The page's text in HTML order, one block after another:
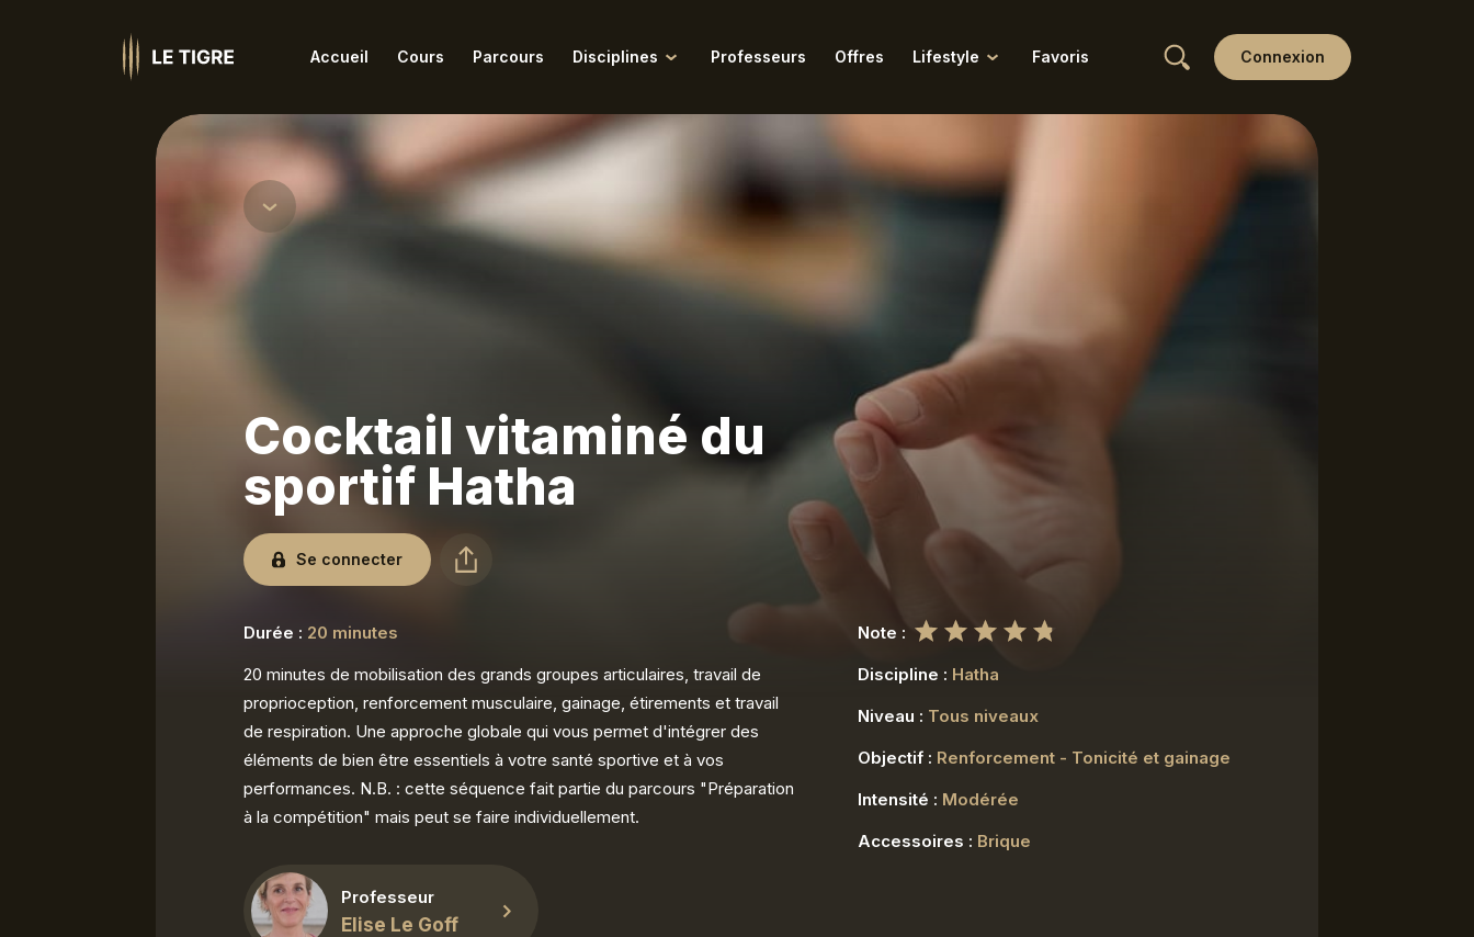
Accueil Cours Parcours Disciplines
Barre et danse
Iyengar
Kundalini
Professeurs Offres Lifestyle
Retraites
Favoris Connexion
Cocktail vitaminé du
sportif Hatha
Se connecter
Durée : 20 minutes
20 minutes de mobilisation des grands groupes articulaires, travail de
proprioception, renforcement musculaire, gainage, étirements et travail
de respiration. Une approche globale qui vous permet d'intégrer des
éléments de bien être essentiels à votre santé sportive et à vos
performances. N.B. : cette séquence fait partie du parcours "Préparation
à la compétition" mais peut se faire individuellement.
Professeur
Elise Le Goff
Note :
Discipline : Hatha
Niveau : Tous niveaux
Objectif : Renforcement - Tonicité et gainage
Intensité : Modérée
Accessoires : Brique